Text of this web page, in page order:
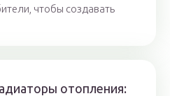
чтобы создавать
отопления: